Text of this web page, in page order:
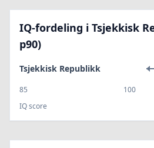
IQ-fordeling i Tsjekkisk
p90)
Tsjekkisk Republikk
85 100
IQ score